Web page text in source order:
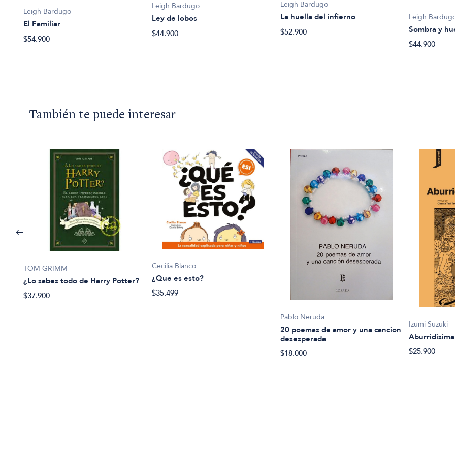
Leigh Bardugo
El Familiar
$54.900
Leigh Bardugo
Ley de lobos
$44.900
Leigh Bardugo
La huella del infierno
$52.900
Leigh
Sombra y
$44.900
También te puede interesar
TOM GRIMM
¿Lo sabes todo de Harry Potter?
$37.900
Cecilia Blanco
¿Que es esto?
$35.499
Pablo Neruda
20 poemas de amor y una cancion
desesperada
$18.000
Izumi Suzuki
Aburridisima
$25.900